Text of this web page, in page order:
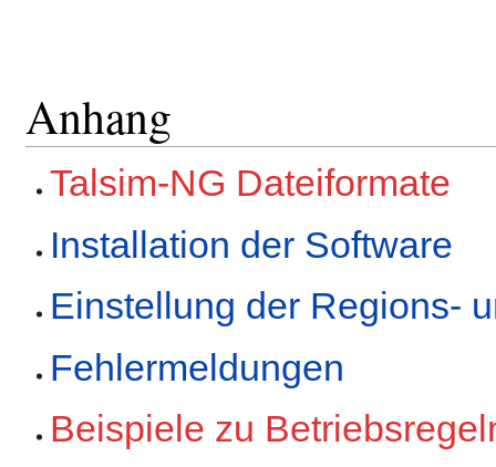
Anhang
Talsim-NG Dateiformate
Installation der Software
Einstellung der Regions-
Fehlermeldungen
Beispiele zu